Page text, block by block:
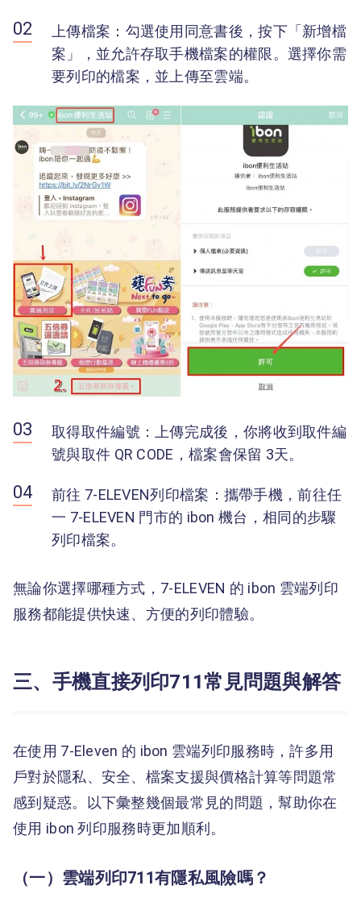
上傳檔案：勾選使用同意書後，按下「新增檔
案」，並允許存取手機檔案的權限。選擇你需
要列印的檔案，並上傳至雲端。
取得取件編號：上傳完成後，你將收到取件編
號與取件 QR CODE，檔案會保留 3天。
前往 7-ELEVEN列印檔案：攜帶手機，前往任
一 7-ELEVEN 門市的 ibon 機台，相同的步驟
列印檔案。
無論你選擇哪種方式，7-ELEVEN 的 ibon 雲端列印
服務都能提供快速、方便的列印體驗。
三、手機直接列印711常見問題與解答
在使用 7-Eleven 的 ibon 雲端列印服務時，許多用
戶對於隱私、安全、檔案支援與價格計算等問題常
感到疑惑。以下彙整幾個最常見的問題，幫助你在
使用 ibon 列印服務時更加順利。
（一）雲端列印711有隱私風險嗎？